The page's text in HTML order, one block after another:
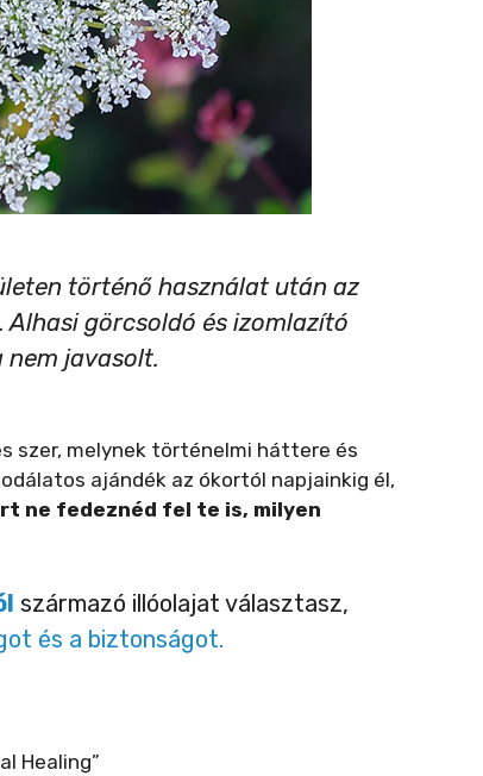
történő használat után az
görcsoldó és izomlazító
javasolt.
szer, melynek történelmi háttere és
ajándék az ókortól napjainkig él,
ne fedeznéd fel te is, milyen
származó illóolajat választasz,
és a biztonságot.
Healing”